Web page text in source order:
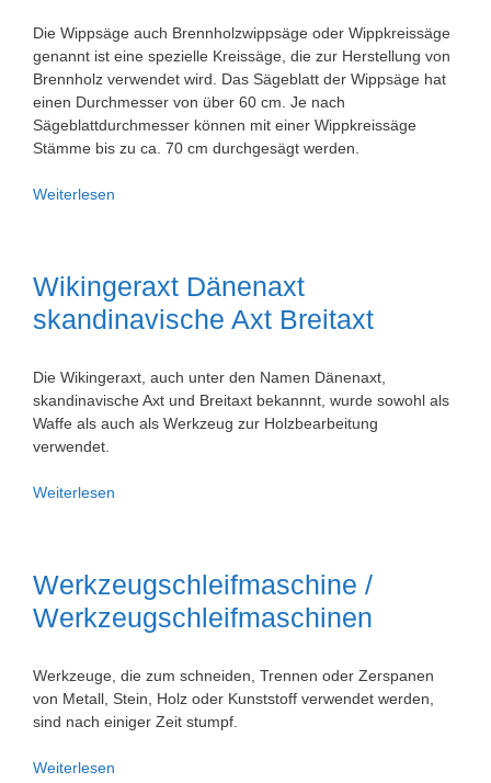
Die Wippsäge auch Brennholzwippsäge oder Wippkreissäge
genannt ist eine spezielle Kreissäge, die zur Herstellung von
Brennholz verwendet wird. Das Sägeblatt der Wippsäge hat
einen Durchmesser von über 60 cm. Je nach
Sägeblattdurchmesser können mit einer Wippkreissäge
Stämme bis zu ca. 70 cm durchgesägt werden.
Weiterlesen
Wikingeraxt Dänenaxt
skandinavische Axt Breitaxt
Die Wikingeraxt, auch unter den Namen Dänenaxt,
skandinavische Axt und Breitaxt bekannnt, wurde sowohl als
Waffe als auch als Werkzeug zur Holzbearbeitung
verwendet.
Weiterlesen
Breitaxt
Werkzeugschleifmaschine /
Werkzeugschleifmaschinen
Werkzeuge, die zum schneiden, Trennen oder Zerspanen
von Metall, Stein, Holz oder Kunststoff verwendet werden,
sind nach einiger Zeit stumpf.
Weiterlesen